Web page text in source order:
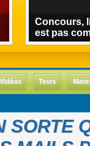
Concours,
est pas
Vidéos Tests
SORTE